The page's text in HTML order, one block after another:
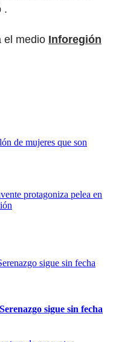
.
el medio Inforegión
de mujeres que son
protagoniza pelea en
sigue sin fecha